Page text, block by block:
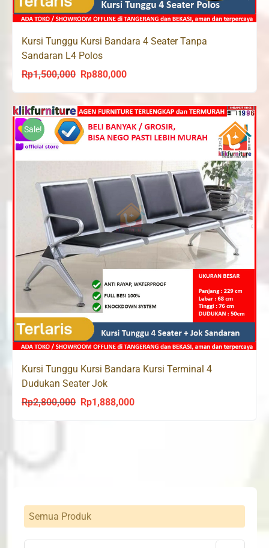
Kursi Tunggu Kursi Bandara 4 Seater Tanpa
Sandaran L4 Polos
Rp1,500,000
Original
was:
Rp1,500,000.
Rp880,000Current
is:
Rp880,000.
Sale!
Kursi Tunggu Kursi Bandara Kursi Terminal 4
Dudukan Seater Jok
Rp2,800,000
Original
Rp1,888,000Current
Semua Produk